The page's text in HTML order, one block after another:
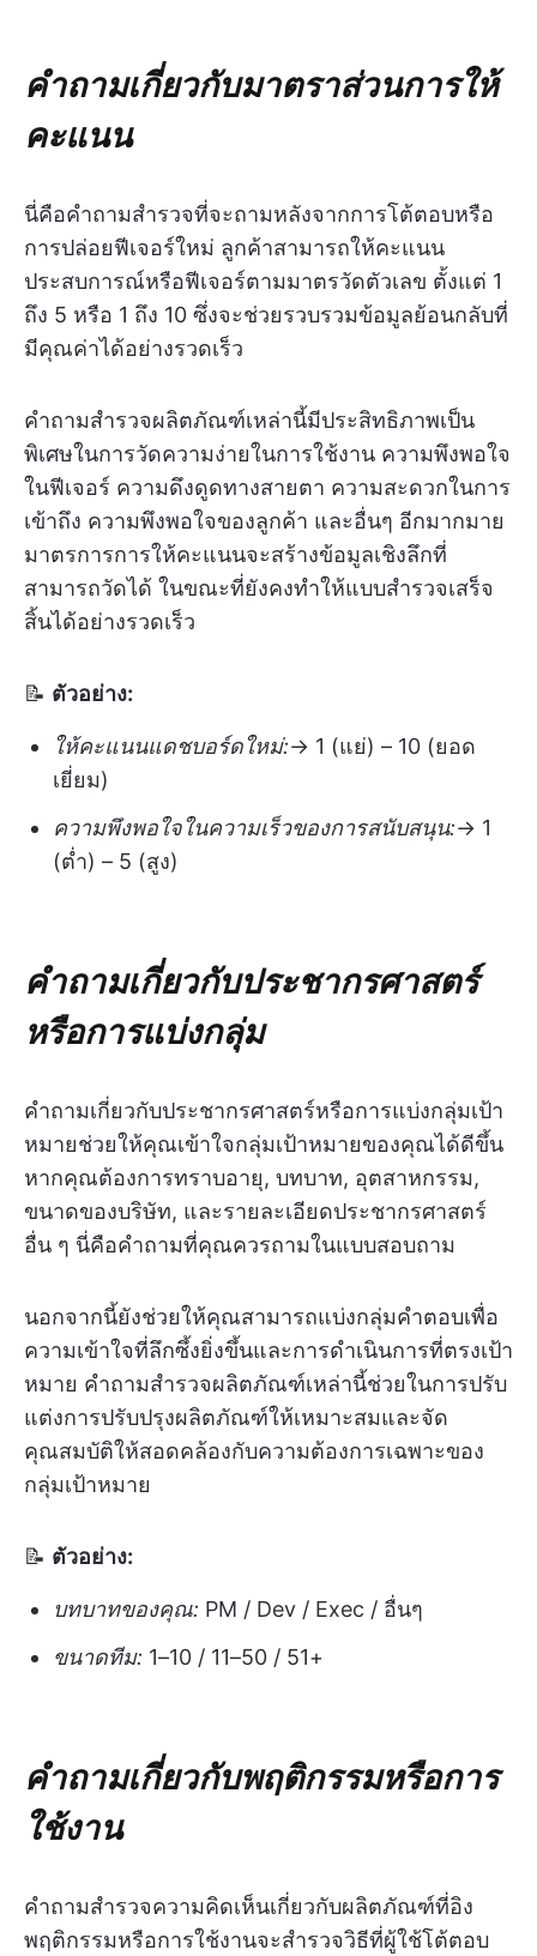
คำถามเกี่ยวกับมาตราส่วนการให้
คะแนน
นี่คือคำถามสำรวจที่จะถามหลังจากการโต้ตอบหรือ
การปล่อยฟีเจอร์ใหม่ ลูกค้าสามารถให้คะแนน
ประสบการณ์หรือฟีเจอร์ตามมาตรวัดตัวเลข ตั้งแต่ 1
ถึง 5 หรือ 1 ถึง 10 ซึ่งจะช่วยรวบรวมข้อมูลย้อนกลับที่
มีคุณค่าได้อย่างรวดเร็ว
คำถามสำรวจผลิตภัณฑ์เหล่านี้มีประสิทธิภาพเป็น
พิเศษในการวัดความง่ายในการใช้งาน ความพึงพอใจ
ในฟีเจอร์ ความดึงดูดทางสายตา ความสะดวกในการ
เข้าถึง ความพึงพอใจของลูกค้า และอื่นๆ อีกมากมาย
มาตรการการให้คะแนนจะสร้างข้อมูลเชิงลึกที่
สามารถวัดได้ ในขณะที่ยังคงทำให้แบบสำรวจเสร็จ
สิ้นได้อย่างรวดเร็ว
📝 ตัวอย่าง:
ให้คะแนนแดชบอร์ดใหม่:→ 1 (แย่) – 10 (ยอด
เยี่ยม)
ความพึงพอใจในความเร็วของการสนับสนุน:→ 1
(ต่ำ) – 5 (สูง)
คำถามเกี่ยวกับประชากรศาสตร์
หรือการแบ่งกลุ่ม
คำถามเกี่ยวกับประชากรศาสตร์หรือการแบ่งกลุ่มเป้า
หมายช่วยให้คุณเข้าใจกลุ่มเป้าหมายของคุณได้ดีขึ้น
หากคุณต้องการทราบอายุ, บทบาท, อุตสาหกรรม,
ขนาดของบริษัท, และรายละเอียดประชากรศาสตร์
อื่น ๆ นี่คือคำถามที่คุณควรถามในแบบสอบถาม
นอกจากนี้ยังช่วยให้คุณสามารถแบ่งกลุ่มคำตอบเพื่อ
ความเข้าใจที่ลึกซึ้งยิ่งขึ้นและการดำเนินการที่ตรงเป้า
หมาย คำถามสำรวจผลิตภัณฑ์เหล่านี้ช่วยในการปรับ
แต่งการปรับปรุงผลิตภัณฑ์ให้เหมาะสมและจัด
คุณสมบัติให้สอดคล้องกับความต้องการเฉพาะของ
กลุ่มเป้าหมาย
📝 ตัวอย่าง:
บทบาทของคุณ: PM / Dev / Exec / อื่นๆ
ขนาดทีม: 1–10 / 11–50 / 51+
คำถามเกี่ยวกับพฤติกรรมหรือการ
ใช้งาน
คำถามสำรวจความคิดเห็นเกี่ยวกับผลิตภัณฑ์ที่อิง
พฤติกรรมหรือการใช้งานจะสำรวจวิธีที่ผู้ใช้โต้ตอบ